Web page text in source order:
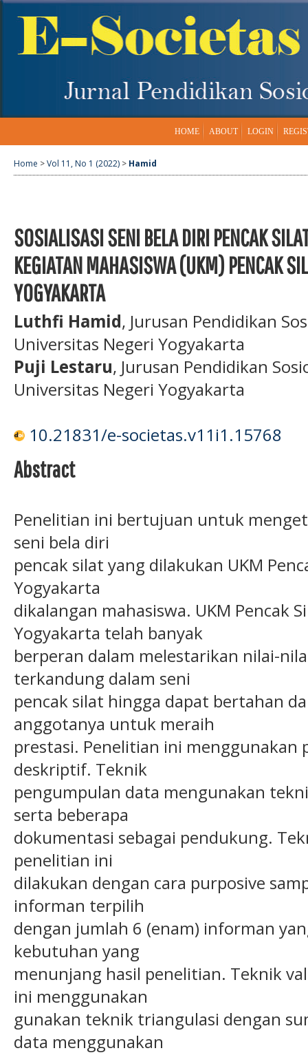
HOME ABOUT LOGIN
Home >Vol 11, No 1 (2022) > Hamid
SOSIALISASI SENI BELA DIRI PENCAK
KEGIATAN MAHASISWA (UKM) PENCAK
YOGYAKARTA
Luthfi Hamid, Jurusan Pendidikan
Universitas Negeri Yogyakarta
Puji Lestaru, Jurusan Pendidikan
Universitas Negeri Yogyakarta
10.21831/e-societas.v11i1.15768
Abstract
Penelitian ini bertujuan untuk
seni bela diri
pencak silat yang dilakukan UKM
Yogyakarta
dikalangan mahasiswa. UKM Pencak
Yogyakarta telah banyak
berperan dalam melestarikan nilai-
terkandung dalam seni
pencak silat hingga dapat bertahan
anggotanya untuk meraih
prestasi. Penelitian ini
deskriptif. Teknik
pengumpulan data mengunakan
serta beberapa
dokumentasi sebagai pendukung.
penelitian ini
dilakukan dengan cara purposive
informan terpilih
dengan jumlah 6 (enam) informan
kebutuhan yang
menunjang hasil penelitian. Teknik
ini menggunakan
gunakan teknik triangulasi dengan
data menggunakan